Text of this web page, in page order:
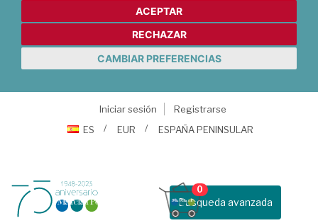
ACEPTAR
RECHAZAR
CAMBIAR PREFERENCIAS
Iniciar sesión
Registrarse
ES
EUR ESPAÑA PENINSULAR
Busqueda avanzada
0